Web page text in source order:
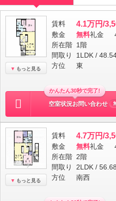
もっと見る
賃料 4.1万円/
敷金 無料礼金
所在階 1階
間取り
1LDK /
方位 東
かんたん30秒で完了!
空室状況お問い合わせ
もっと見る
賃料 4.7万円/
敷金 無料礼金
所在階 2階
間取り
2LDK /
方位 南西